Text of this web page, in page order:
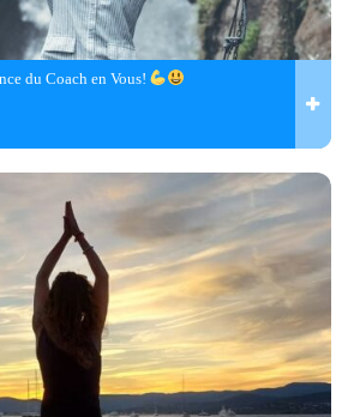
du Coach en Vous!